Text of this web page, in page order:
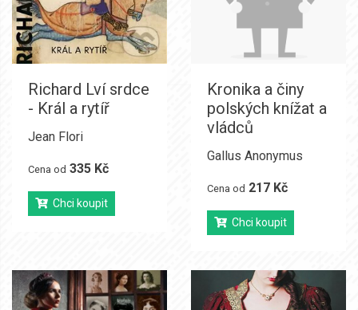
Richard Lví srdce
- Král a rytíř
Jean Flori
Cena od 335 Kč
Chci koupit
Kronika a činy
polských knížat a
vládců
Gallus Anonymus
Cena od 217 Kč
Chci koupit